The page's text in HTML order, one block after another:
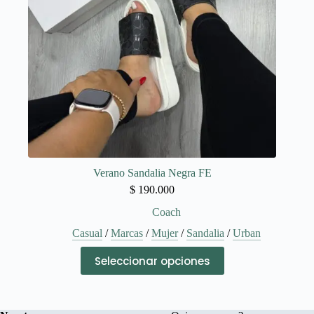
Verano Sandalia Negra FE
$ 190.000
Coach
Casual /Marcas/Mujer/ Sandalia /Urban
Seleccionar opciones
producto
tiene